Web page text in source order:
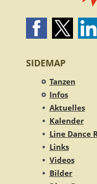
SIDEMAP
Tanzen
Infos
Aktuelles
Kalender
Line Dance
Links
Videos
Bilder